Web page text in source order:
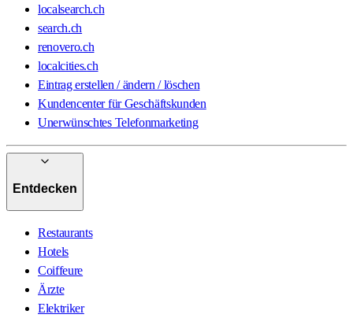
localsearch.ch
search.ch
renovero.ch
localcities.ch
Eintrag erstellen / ändern / löschen
Kundencenter für Geschäftskunden
Unerwünschtes Telefonmarketing
Entdecken
Restaurants
Hotels
Coiffeure
Ärzte
Elektriker